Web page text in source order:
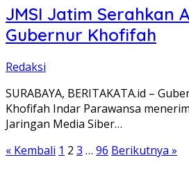
JMSI Jatim Serahkan
Gubernur Khofifah
Redaksi
SURABAYA, BERITAKATA.id –
Khofifah Indar Parawansa
Jaringan Media Siber…
Paginasi
« Kembali 1 2 3 … 96 Berikutnya »